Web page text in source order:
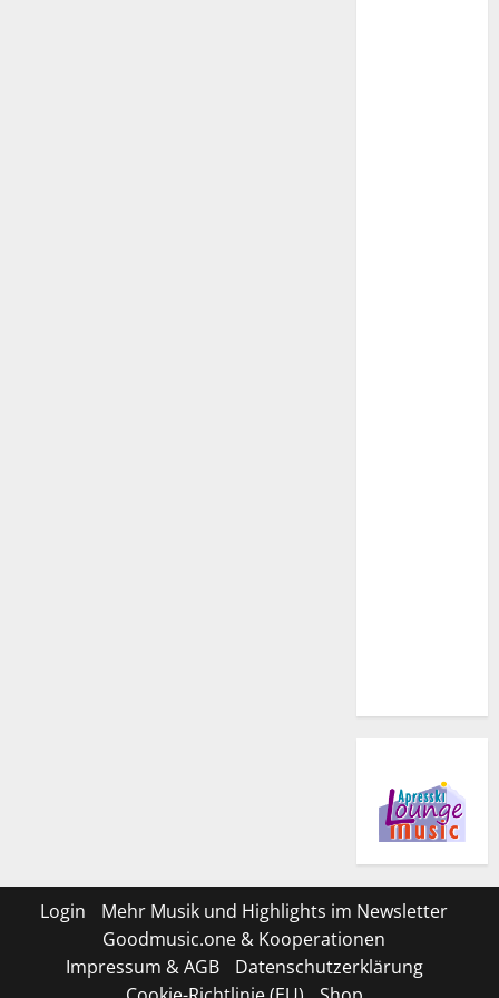
Login
Mehr Musik und Highlights im Newsletter
Goodmusic.one & Kooperationen
Impressum & AGB
Datenschutzerklärung